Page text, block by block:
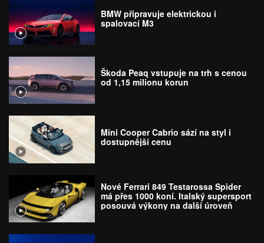
BMW připravuje elektrickou i
spalovací M3
Škoda Peaq vstupuje na trh s cenou
od 1,15 milionu korun
Mini Cooper Cabrio sází na styl i
dostupnější cenu
Nové Ferrari 849 Testarossa Spider
má přes 1000 koní. Italský supersport
posouvá výkony na další úroveň